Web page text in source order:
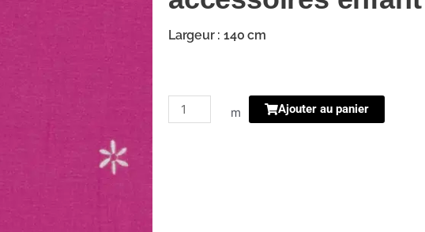
Largeur : 140 cm
quantité
de
m Ajouter au panier